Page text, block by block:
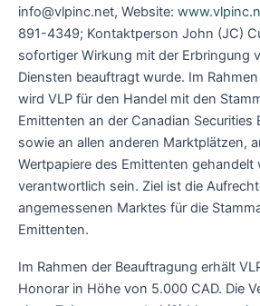
info@vlpinc.net, Website:
891-4349; Kontaktperson John (JC)
sofortiger Wirkung mit der Erbringung
Diensten beauftragt wurde. Im
wird VLP für den Handel mit den
Emittenten an der Canadian Securities
sowie an allen anderen Marktplätzen,
Wertpapiere des Emittenten gehandelt
verantwortlich sein. Ziel ist die
angemessenen Marktes für die
Emittenten.
Im Rahmen der Beauftragung erhält
Honorar in Höhe von 5.000 CAD. Die